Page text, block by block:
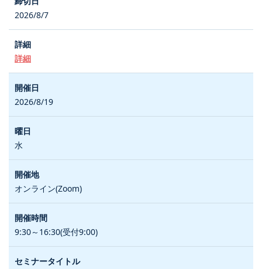
2026/8/7
詳細
2026/8/19
水
オンライン(Zoom)
9:30～16:30(受付9:00)